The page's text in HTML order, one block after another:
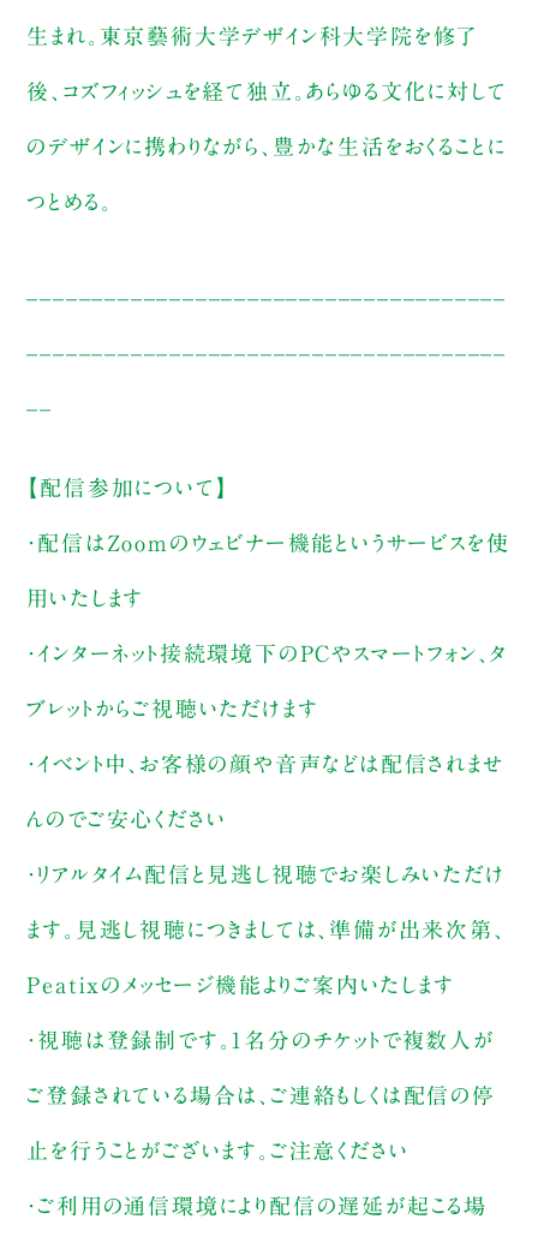
生まれ。東京藝術大学デザイン科大学院を修了
後、コズフィッシュを経て独立。あらゆる文化に対して
のデザインに携わりながら、豊かな生活をおくることに
つとめる。
【配信参加について】
・配信はZoomのウェビナー機能というサービスを使
用いたします
・インターネット接続環境下のPCやスマートフォン、タ
ブレットからご視聴いただけます
・イベント中、お客様の顔や音声などは配信されませ
んのでご安心ください
・リアルタイム配信と見逃し視聴でお楽しみいただけ
ます。見逃し視聴につきましては、準備が出来次第、
Peatixのメッセージ機能よりご案内いたします
・視聴は登録制です。1名分のチケットで複数人が
ご登録されている場合は、ご連絡もしくは配信の停
止を行うことがございます。ご注意ください
・ご利用の通信環境により配信の遅延が起こる場